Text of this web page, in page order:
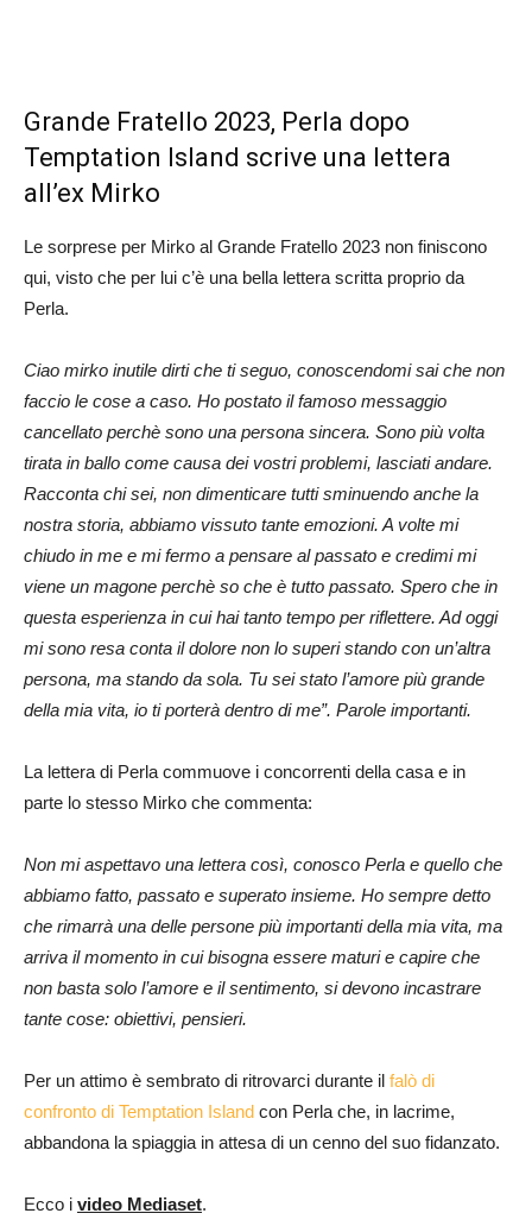
Grande Fratello 2023, Perla dopo
Temptation Island scrive una lettera
all’ex Mirko
Le sorprese per Mirko al Grande Fratello 2023 non finiscono
qui, visto che per lui c’è una bella lettera scritta proprio da
Perla.
Ciao mirko inutile dirti che ti seguo, conoscendomi sai che non
faccio le cose a caso. Ho postato il famoso messaggio
cancellato perchè sono una persona sincera. Sono più volta
tirata in ballo come causa dei vostri problemi, lasciati andare.
Racconta chi sei, non dimenticare tutti sminuendo anche la
nostra storia, abbiamo vissuto tante emozioni. A volte mi
chiudo in me e mi fermo a pensare al passato e credimi mi
viene un magone perchè so che è tutto passato. Spero che in
questa esperienza in cui hai tanto tempo per riflettere. Ad oggi
mi sono resa conta il dolore non lo superi stando con un’altra
persona, ma stando da sola. Tu sei stato l’amore più grande
della mia vita, io ti porterà dentro di me”. Parole importanti.
La lettera di Perla commuove i concorrenti della casa e in
parte lo stesso Mirko che commenta:
Non mi aspettavo una lettera così, conosco Perla e quello che
abbiamo fatto, passato e superato insieme. Ho sempre detto
che rimarrà una delle persone più importanti della mia vita, ma
arriva il momento in cui bisogna essere maturi e capire che
non basta solo l’amore e il sentimento, si devono incastrare
tante cose: obiettivi, pensieri.
Per un attimo è sembrato di ritrovarci durante il falò di
confronto di Temptation Island con Perla che, in lacrime,
abbandona la spiaggia in attesa di un cenno del suo fidanzato.
Ecco i video Mediaset.